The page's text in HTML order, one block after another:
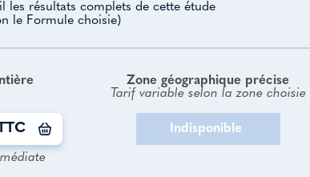
les résultats complets de cette étude
le Formule choisie)
Zone géographique précise
Tarif variable selon la zone choisie
Indisponible